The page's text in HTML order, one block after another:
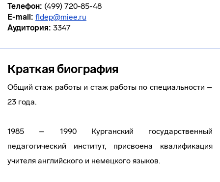
Телефон: (499) 720-85-48
E-mail: fldep@miee.ru
Аудитория: 3347
Краткая биография
Общий стаж работы и стаж работы по специальности –
23 года.
1985 – 1990 Курганский государственный
педагогический институт, присвоена квалификация
учителя английского и немецкого языков.